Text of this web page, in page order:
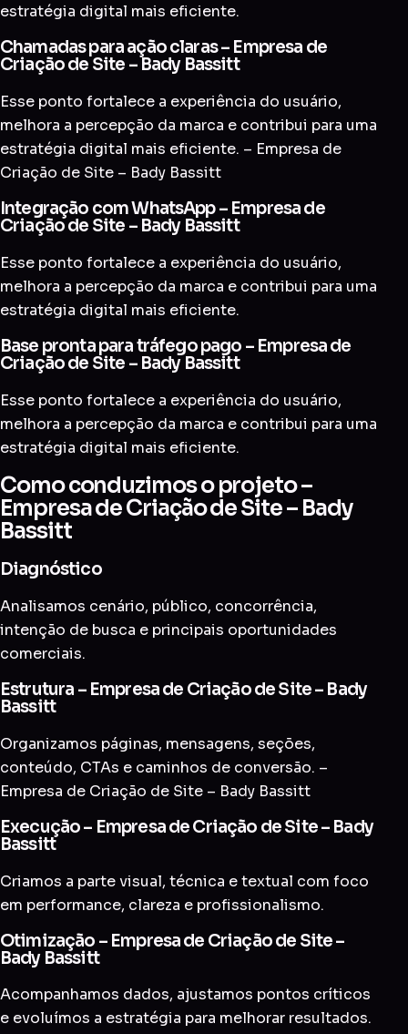
estratégia digital mais eficiente.
Chamadas para ação claras – Empresa de
Criação de Site – Bady Bassitt
Esse ponto fortalece a experiência do usuário,
melhora a percepção da marca e contribui para uma
estratégia digital mais eficiente. – Empresa de
Criação de Site – Bady Bassitt
Integração com WhatsApp – Empresa de
Criação de Site – Bady Bassitt
Esse ponto fortalece a experiência do usuário,
melhora a percepção da marca e contribui para uma
estratégia digital mais eficiente.
Base pronta para tráfego pago – Empresa de
Criação de Site – Bady Bassitt
Esse ponto fortalece a experiência do usuário,
melhora a percepção da marca e contribui para uma
estratégia digital mais eficiente.
Como conduzimos o projeto –
Empresa de Criação de Site – Bady
Bassitt
Diagnóstico
Analisamos cenário, público, concorrência,
intenção de busca e principais oportunidades
comerciais.
Estrutura – Empresa de Criação de Site – Bady
Bassitt
Organizamos páginas, mensagens, seções,
conteúdo, CTAs e caminhos de conversão. –
Empresa de Criação de Site – Bady Bassitt
Execução – Empresa de Criação de Site – Bady
Bassitt
Criamos a parte visual, técnica e textual com foco
em performance, clareza e profissionalismo.
Otimização – Empresa de Criação de Site –
Bady Bassitt
Acompanhamos dados, ajustamos pontos críticos
e evoluímos a estratégia para melhorar resultados.